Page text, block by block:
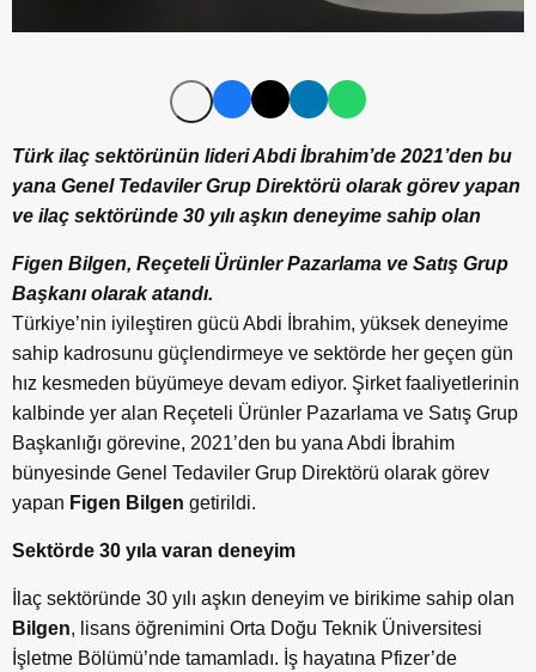
Türk ilaç sektörünün lideri Abdi İbrahim’de 2021’den bu
yana Genel Tedaviler Grup Direktörü olarak görev yapan
ve ilaç sektöründe 30 yılı aşkın deneyime sahip olan
Figen Bilgen, Reçeteli Ürünler Pazarlama ve Satış Grup
Başkanı olarak atandı.
Türkiye’nin iyileştiren gücü Abdi İbrahim, yüksek deneyime
sahip kadrosunu güçlendirmeye ve sektörde her geçen gün
hız kesmeden büyümeye devam ediyor. Şirket faaliyetlerinin
kalbinde yer alan Reçeteli Ürünler Pazarlama ve Satış Grup
Başkanlığı görevine, 2021’den bu yana Abdi İbrahim
bünyesinde Genel Tedaviler Grup Direktörü olarak görev
yapan Figen Bilgen getirildi.
Sektörde 30 yıla varan deneyim
İlaç sektöründe 30 yılı aşkın deneyim ve birikime sahip olan
Bilgen, lisans öğrenimini Orta Doğu Teknik Üniversitesi
İşletme Bölümü’nde tamamladı. İş hayatına Pfizer’de